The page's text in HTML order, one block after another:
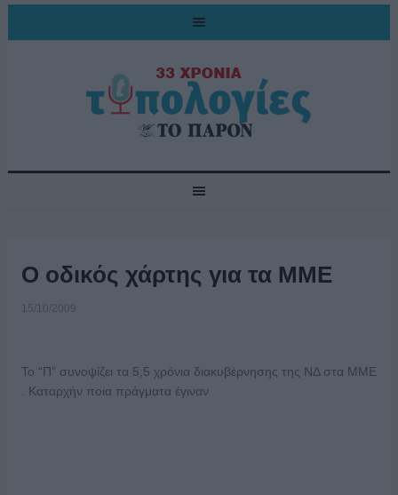
Ο οδικός χάρτης για τα ΜΜΕ
15/10/2009
Το “Π” συνοψίζει τα 5,5 χρόνια διακυβέρνησης της ΝΔ στα ΜΜΕ
. Καταρχήν ποια πράγματα έγιναν